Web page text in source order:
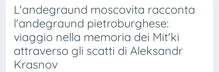
L'andegraund moscovita racconta
l'andegraund pietroburghese:
viaggio nella memoria dei Mit'ki
attraverso gli scatti di Aleksandr
Krasnov